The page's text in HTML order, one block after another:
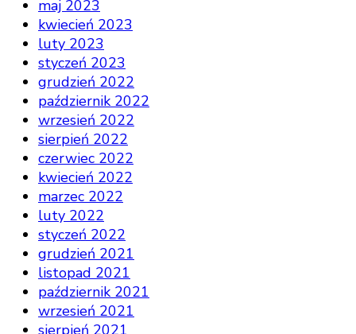
maj 2023
kwiecień 2023
luty 2023
styczeń 2023
grudzień 2022
październik 2022
wrzesień 2022
sierpień 2022
czerwiec 2022
kwiecień 2022
marzec 2022
luty 2022
styczeń 2022
grudzień 2021
listopad 2021
październik 2021
wrzesień 2021
sierpień 2021